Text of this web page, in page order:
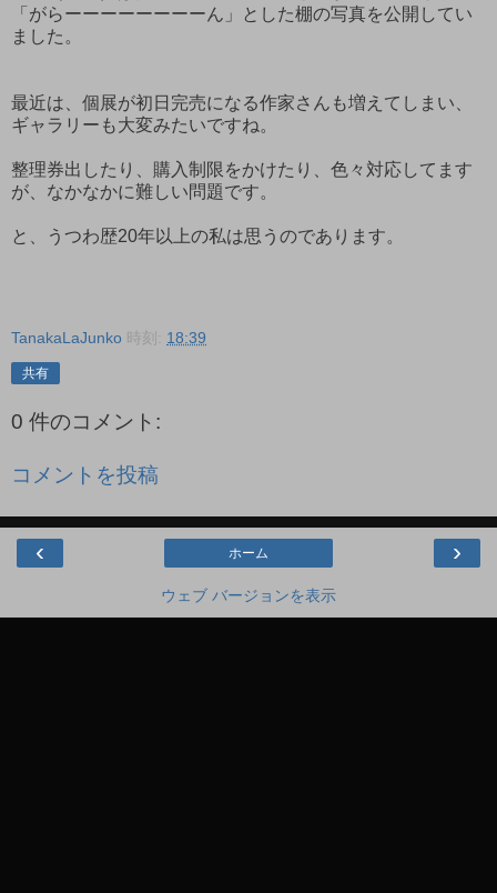
「がらーーーーーーーーん」とした棚の写真を公開してい
ました。
最近は、個展が初日完売になる作家さんも増えてしまい、
ギャラリーも大変みたいですね。
整理券出したり、購入制限をかけたり、色々対応してます
が、なかなかに難しい問題です。
と、うつわ歴20年以上の私は思うのであります。
TanakaLaJunko 時刻: 18:39
共有
0 件のコメント:
コメントを投稿
‹ ›
ホーム
ウェブ バージョンを表示